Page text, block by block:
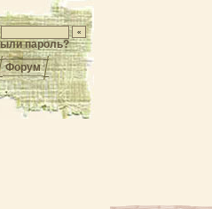
пароль?
Форум